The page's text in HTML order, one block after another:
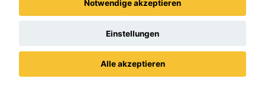
Opel Grandland (X)
Notwendige akzeptieren
Einstellungen
Alle akzeptieren